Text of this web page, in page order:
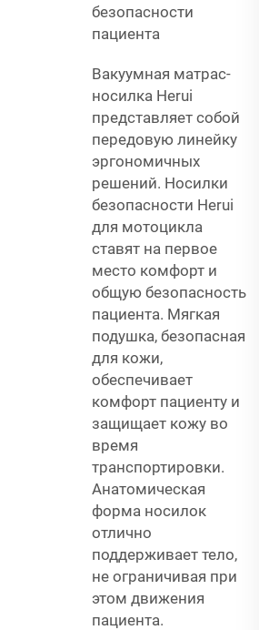
безопасности
пациента
Вакуумная матрас-
носилка Herui
представляет собой
передовую линейку
эргономичных
решений. Носилки
безопасности Herui
для мотоцикла
ставят на первое
место комфорт и
общую безопасность
пациента. Мягкая
подушка, безопасная
для кожи,
обеспечивает
комфорт пациенту и
защищает кожу во
время
транспортировки.
Анатомическая
форма носилок
отлично
поддерживает тело,
не ограничивая при
этом движения
пациента.